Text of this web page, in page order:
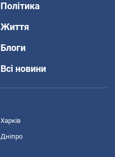
Політика
Життя
Блоги
Всі новини
Харків
Дніпро